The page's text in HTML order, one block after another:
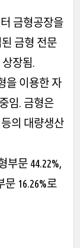
금형공장을
금형 전문
상장됨.
을 이용한 자
임. 금형은
의 대량생산
부문 44.22%,
16.26%로